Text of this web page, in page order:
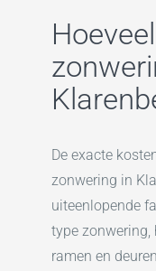
De exacte
zonwering in
uiteenlopende
type zonwering,
ramen en